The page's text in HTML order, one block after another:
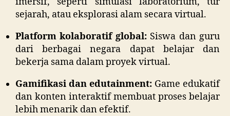
sejarah, atau eksplorasi alam secara virtual.
Platform kolaboratif global:Siswa dan guru
dari berbagai negara dapat belajar dan
bekerja sama dalam proyek virtual.
Gamifikasi dan edutainment: Game edukatif
dan konten interaktif membuat proses belajar
lebih menarik dan efektif.